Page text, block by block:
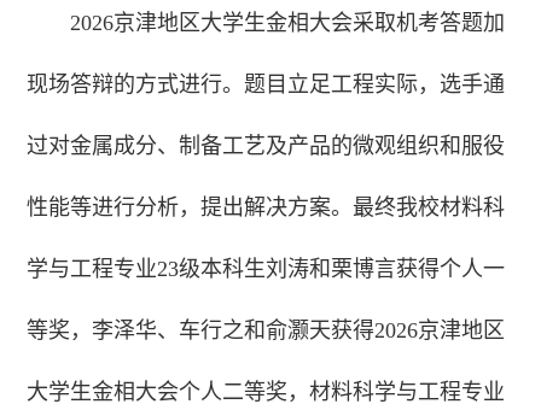
2026京津地区大学生金相大会采取机考答题加
现场答辩的方式进行。题目立足工程实际，选手通
过对金属成分、制备工艺及产品的微观组织和服役
性能等进行分析，提出解决方案。最终我校材料科
学与工程专业23级本科生刘涛和栗博言获得个人一
等奖，李泽华、车行之和俞灏天获得2026京津地区
大学生金相大会个人二等奖，材料科学与工程专业